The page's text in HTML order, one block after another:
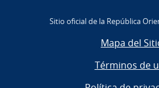
Sitio oficial de la República
Mapa del
Términos de